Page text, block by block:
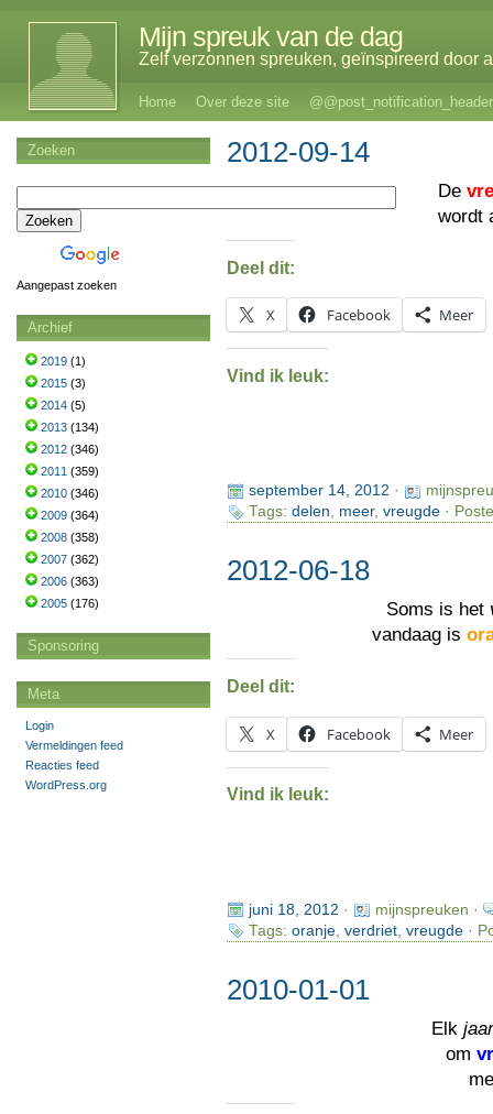
Mijn spreuk van de dag
Zelf verzonnen spreuken, geïnspireerd door
Home Over deze site @@post_notification_header
2012-09-14
De
wordt
Deel dit:
X Facebook Meer
Vind ik leuk:
september 14, 2012 ·
Tags: delen, meer, vreugde·
2012-06-18
Soms is het
vandaag is
Deel dit:
X Facebook Meer
Vind ik leuk:
juni 18, 2012 ·
mijnspreuken ·
Tags: oranje, verdriet, vreugde·
2010-01-01
Elk jaar
om
Zoeken
Aangepast zoeken
Archief
2019 (1)
2015 (3)
2014 (5)
2013 (134)
2012 (346)
2011 (359)
2010 (346)
2009 (364)
2008 (358)
2007 (362)
2006 (363)
2005 (176)
Sponsoring
Meta
Login
Vermeldingen feed
Reacties feed
WordPress.org